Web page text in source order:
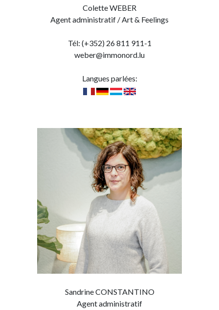
Colette WEBER
Agent administratif / Art & Feelings
Tél: (+352) 26 811 911-1
weber@immonord.lu
Langues parlées:
Sandrine CONSTANTINO
Agent administratif